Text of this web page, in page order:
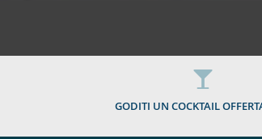
GODITI UN COCKTAIL